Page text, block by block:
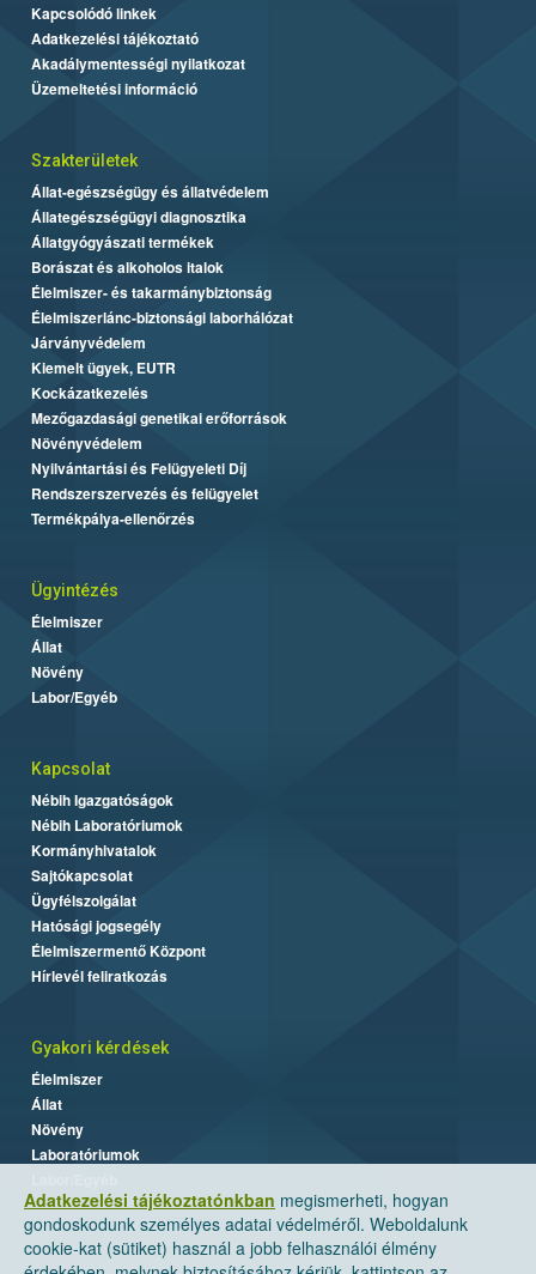
Adatkezelési tájékoztatónkban megismerheti, hogyan
gondoskodunk személyes adatai védelméről. Weboldalunk
cookie-kat (sütiket) használ a jobb felhasználói élmény
Kapcsolódó linkek
Adatkezelési tájékoztató
Akadálymentességi nyilatkozat
Üzemeltetési információ
Szakterületek
Állat-egészségügy és állatvédelem
Állategészségügyi diagnosztika
Állatgyógyászati termékek
Borászat és alkoholos italok
Élelmiszer- és takarmánybiztonság
Élelmiszerlánc-biztonsági laborhálózat
Járványvédelem
Kiemelt ügyek, EUTR
Kockázatkezelés
Mezőgazdasági genetikai erőforrások
Növényvédelem
Nyilvántartási és Felügyeleti Díj
Rendszerszervezés és felügyelet
Termékpálya-ellenőrzés
Ügyintézés
Élelmiszer
Állat
Növény
Labor/Egyéb
Kapcsolat
Nébih Igazgatóságok
Nébih Laboratóriumok
Kormányhivatalok
Sajtókapcsolat
Ügyfélszolgálat
Hatósági jogsegély
Élelmiszermentő Központ
Hírlevél feliratkozás
Gyakori kérdések
Élelmiszer
Állat
Növény
Laboratóriumok